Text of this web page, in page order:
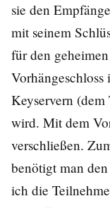
sie den
mit seinem
für den
Keyservern
wird. Mit dem
verschließen.
benötigt man
ich die